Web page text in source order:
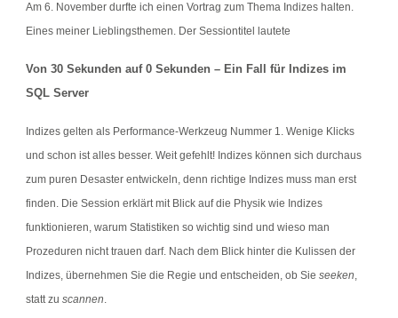
Am 6. November durfte ich einen Vortrag zum Thema Indizes halten.
Eines meiner Lieblingsthemen. Der Sessiontitel lautete
Von 30 Sekunden auf 0 Sekunden – Ein Fall für Indizes im
SQL Server
Indizes gelten als Performance-Werkzeug Nummer 1. Wenige Klicks
und schon ist alles besser. Weit gefehlt! Indizes können sich durchaus
zum puren Desaster entwickeln, denn richtige Indizes muss man erst
finden. Die Session erklärt mit Blick auf die Physik wie Indizes
funktionieren, warum Statistiken so wichtig sind und wieso man
Prozeduren nicht trauen darf. Nach dem Blick hinter die Kulissen der
Indizes, übernehmen Sie die Regie und entscheiden, ob Sie seeken,
statt zu scannen.